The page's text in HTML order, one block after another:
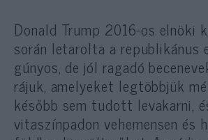
Donald Trump 2016-os elnöki
során letarolta a republikánus
gúnyos, de jól ragadó
rájuk, amelyeket legtöbbjük
később sem tudott levakarni,
vitaszínpadon vehemensen és